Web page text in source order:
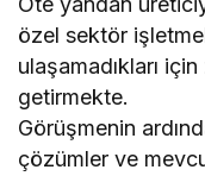
özel sektör
ulaşamadıkları
getirmekte.
Görüşmenin
çözümler ve